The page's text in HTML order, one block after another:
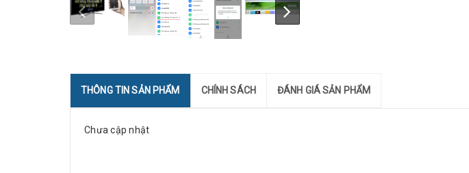
THÔNG TIN SẢN PHẨM CHÍNH SÁCH ĐÁNH GIÁ SẢN PHẨM
Chưa cập nhật